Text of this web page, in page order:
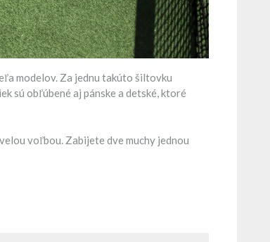
modelov. Za jednu takúto šiltovku
sú obľúbené aj pánske a detské, ktoré
voľbou. Zabijete dve muchy jednou